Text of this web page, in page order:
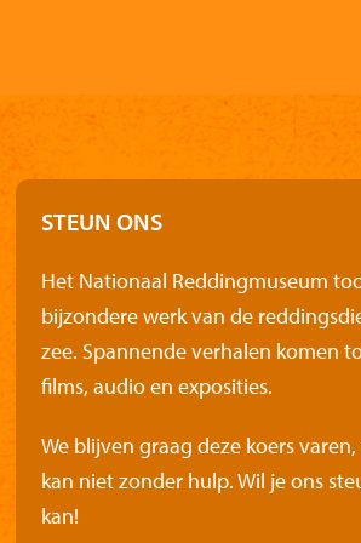
STEUN ONS
Het Nationaal Reddingmuseum
bijzondere werk van de
zee. Spannende verhalen komen
films, audio en exposities.
We blijven graag deze koers
kan niet zonder hulp. Wil je ons
kan!